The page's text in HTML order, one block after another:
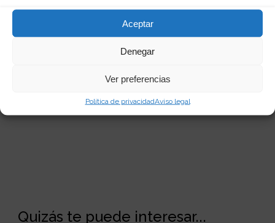
Aceptar
Denegar
Ver preferencias
Política de privacidadAviso legal
Quizás te puede interesar...